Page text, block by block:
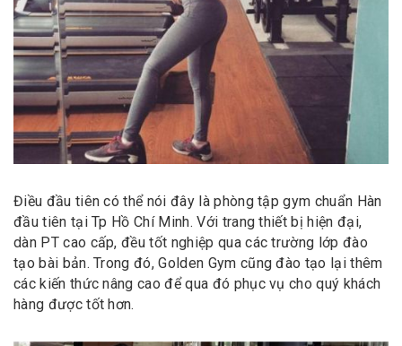
Điều đầu tiên có thể nói đây là phòng tập gym chuẩn Hàn
đầu tiên tại Tp Hồ Chí Minh. Với trang thiết bị hiện đại,
dàn PT cao cấp, đều tốt nghiệp qua các trường lớp đào
tạo bài bản. Trong đó, Golden Gym cũng đào tạo lại thêm
các kiến thức nâng cao để qua đó phục vụ cho quý khách
hàng được tốt hơn.